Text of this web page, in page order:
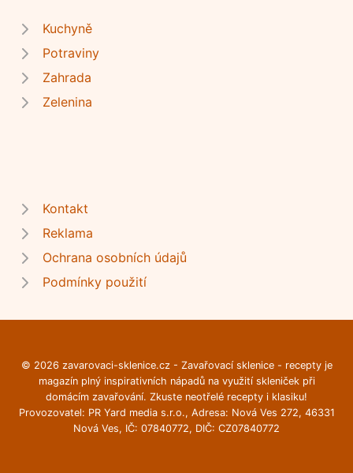
Kuchyně
Potraviny
Zahrada
Zelenina
Kontakt
Reklama
Ochrana osobních údajů
Podmínky použití
© 2026 zavarovaci-sklenice.cz - Zavařovací sklenice - recepty je
magazín plný inspirativních nápadů na využití skleniček při
domácím zavařování. Zkuste neotřelé recepty i klasiku!
Provozovatel: PR Yard media s.r.o., Adresa: Nová Ves 272, 46331
Nová Ves, IČ: 07840772, DIČ: CZ07840772